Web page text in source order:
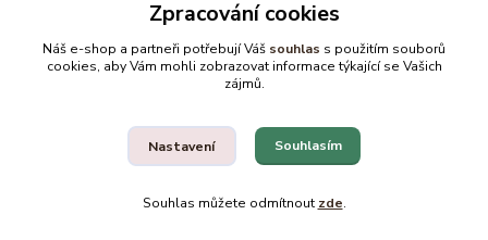
🐾 Rodinný e-shop pro milovníky koček
Upravit sběr cookies.
Vytvořeno na
Eshop-rychle.cz
Zpracování cookies
Náš e-shop a partneři potřebují Váš souhlas s použitím souborů
cookies, aby Vám mohli zobrazovat informace týkající se Vašich
zájmů.
Nastavení Souhlasím
Souhlas můžete odmítnout zde.